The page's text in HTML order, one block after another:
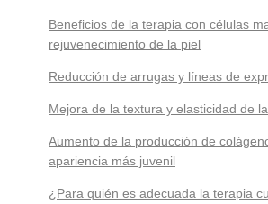
Beneficios de la terapia con células
rejuvenecimiento de la piel
Reducción de arrugas y líneas de
Mejora de la textura y elasticidad de
Aumento de la producción de
apariencia más juvenil
¿Para quién es adecuada la terapia